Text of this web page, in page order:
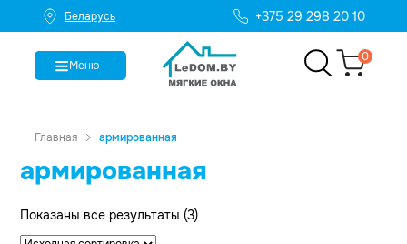
Беларусь +375 29 298 20 10
Меню
0
Главная армированная
армированная
Показаны все результаты (3)